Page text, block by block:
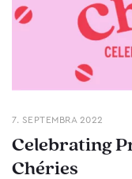
7. SEPTEMBRA 2022
Celebrating
Chéries